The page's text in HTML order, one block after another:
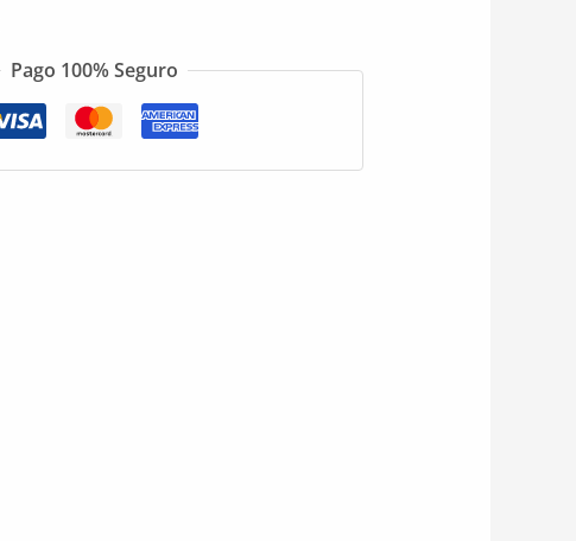
Pago 100% Seguro